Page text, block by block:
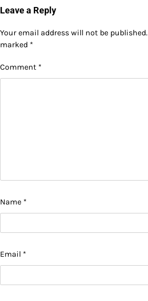
Leave a Reply
Your email address will not be published.
marked *
Comment *
Name *
Email *